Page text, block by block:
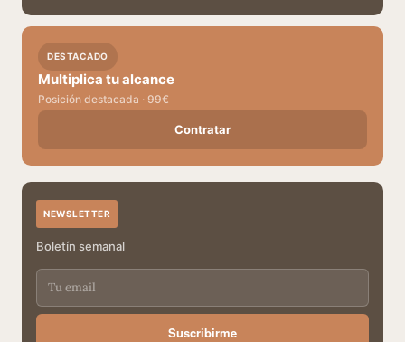
DESTACADO
Multiplica tu alcance
Posición destacada · 99€
Contratar
NEWSLETTER
Boletín semanal
Suscribirme